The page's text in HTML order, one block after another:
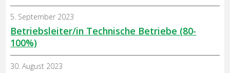
Betriebsleiter/in Technische Betriebe (80-
100%)
5. September 2023
30. August 2023